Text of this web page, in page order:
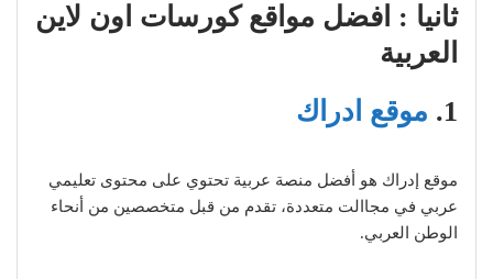
ثانيا : افضل مواقع كورسات اون لاين
العربية
1. موقع ادراك
موقع إدراك هو أفضل منصة عربية تحتوي على محتوى تعليمي
عربي في مجاالت متعددة، تقدم من قبل متخصصين من أنحاء
الوطن العربي.